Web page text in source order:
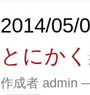
2014/05/
とにか
作成者 admin